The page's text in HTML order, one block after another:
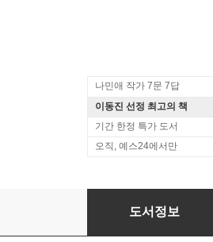
나민애 작가 7문 7답
이동진 선정 최고의 책
기간 한정 특가 도서
오직, 예스24에서만
나는 다만, 조금 느릴
도서정보